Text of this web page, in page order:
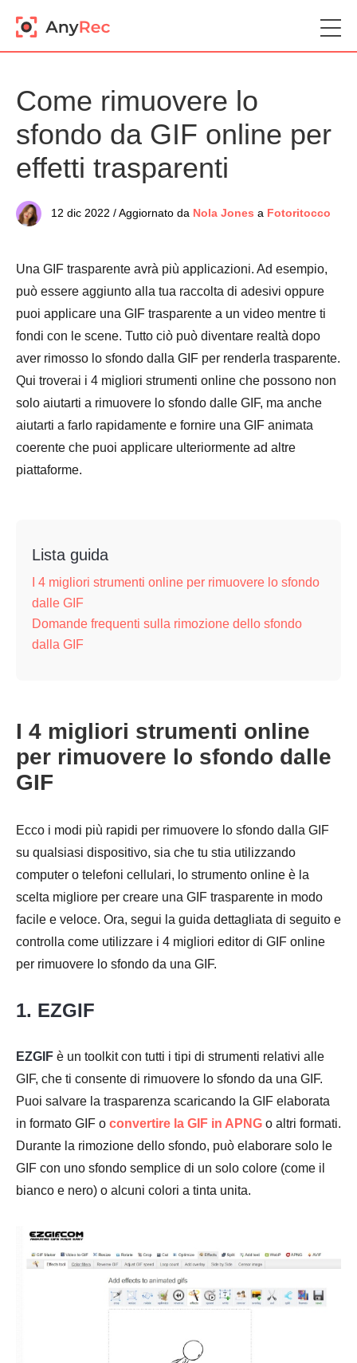
Come rimuovere lo
sfondo da GIF online per
effetti trasparenti
12 dic 2022 / Aggiornato da Nola Jones a Fotoritocco
Una GIF trasparente avrà più applicazioni. Ad esempio,
può essere aggiunto alla tua raccolta di adesivi oppure
puoi applicare una GIF trasparente a un video mentre ti
fondi con le scene. Tutto ciò può diventare realtà dopo
aver rimosso lo sfondo dalla GIF per renderla trasparente.
Qui troverai i 4 migliori strumenti online che possono non
solo aiutarti a rimuovere lo sfondo dalle GIF, ma anche
aiutarti a farlo rapidamente e fornire una GIF animata
coerente che puoi applicare ulteriormente ad altre
piattaforme.
Lista guida
I 4 migliori strumenti online per rimuovere lo sfondo
dalle GIF
Domande frequenti sulla rimozione dello sfondo
dalla GIF
I 4 migliori strumenti online
per rimuovere lo sfondo dalle
GIF
Ecco i modi più rapidi per rimuovere lo sfondo dalla GIF
su qualsiasi dispositivo, sia che tu stia utilizzando
computer o telefoni cellulari, lo strumento online è la
scelta migliore per creare una GIF trasparente in modo
facile e veloce. Ora, segui la guida dettagliata di seguito e
controlla come utilizzare i 4 migliori editor di GIF online
per rimuovere lo sfondo da una GIF.
1. EZGIF
EZGIF è un toolkit con tutti i tipi di strumenti relativi alle
GIF, che ti consente di rimuovere lo sfondo da una GIF.
Puoi salvare la trasparenza scaricando la GIF elaborata
in formato GIF o convertire la GIF in APNG o altri formati.
Durante la rimozione dello sfondo, può elaborare solo le
GIF con uno sfondo semplice di un solo colore (come il
bianco e nero) o alcuni colori a tinta unita.